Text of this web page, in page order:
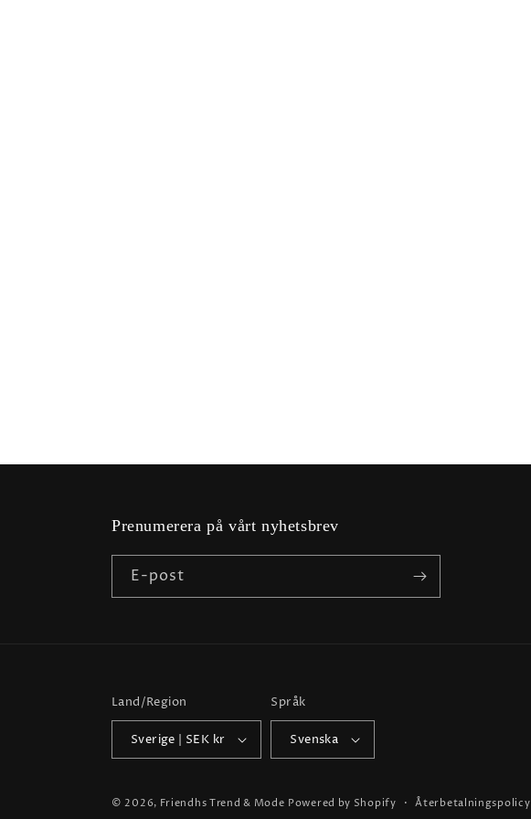
Prenumerera på vårt nyhetsbrev
E-post
Land/Region
Sverige | SEK kr
Språk
Svenska
© 2026, Friendhs Trend & Mode Powered by Shopify Återbetalningspolicy